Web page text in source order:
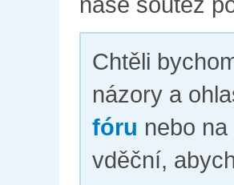
Chtěli
názory a
fóru nebo
vděční,